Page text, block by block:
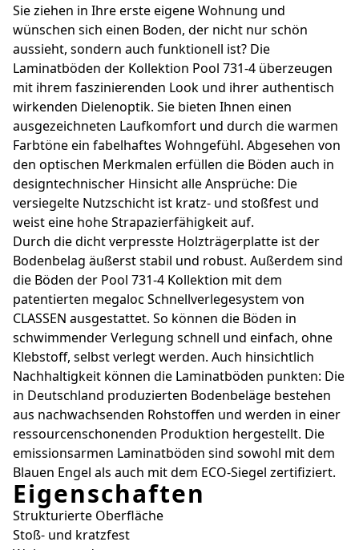
Sie ziehen in Ihre erste eigene Wohnung und
wünschen sich einen Boden, der nicht nur schön
aussieht, sondern auch funktionell ist? Die
Laminatböden der Kollektion Pool 731-4 überzeugen
mit ihrem faszinierenden Look und ihrer authentisch
wirkenden Dielenoptik. Sie bieten Ihnen einen
ausgezeichneten Laufkomfort und durch die warmen
Farbtöne ein fabelhaftes Wohngefühl. Abgesehen von
den optischen Merkmalen erfüllen die Böden auch in
designtechnischer Hinsicht alle Ansprüche: Die
versiegelte Nutzschicht ist kratz- und stoßfest und
weist eine hohe Strapazierfähigkeit auf.
Durch die dicht verpresste Holzträgerplatte ist der
Bodenbelag äußerst stabil und robust. Außerdem sind
die Böden der Pool 731-4 Kollektion mit dem
patentierten megaloc Schnellverlegesystem von
CLASSEN ausgestattet. So können die Böden in
schwimmender Verlegung schnell und einfach, ohne
Klebstoff, selbst verlegt werden. Auch hinsichtlich
Nachhaltigkeit können die Laminatböden punkten: Die
in Deutschland produzierten Bodenbeläge bestehen
aus nachwachsenden Rohstoffen und werden in einer
ressourcenschonenden Produktion hergestellt. Die
emissionsarmen Laminatböden sind sowohl mit dem
Blauen Engel als auch mit dem ECO-Siegel zertifiziert.
Eigenschaften
Strukturierte Oberfläche
Stoß- und kratzfest